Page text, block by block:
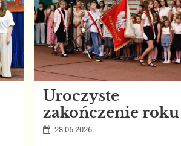
Uroczyste
zakończenie roku
28.06.2026